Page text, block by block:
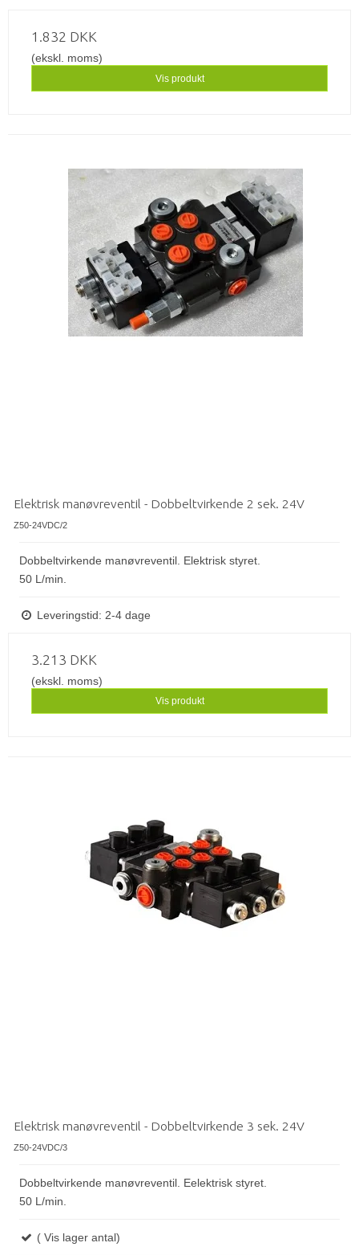
1.832 DKK
(ekskl. moms)
Vis produkt
Elektrisk manøvreventil - Dobbeltvirkende 2 sek. 24V
Z50-24VDC/2
Dobbeltvirkende manøvreventil. Elektrisk styret.
50 L/min.
Leveringstid: 2-4 dage
3.213 DKK
(ekskl. moms)
Vis produkt
Elektrisk manøvreventil - Dobbeltvirkende 3 sek. 24V
Z50-24VDC/3
Dobbeltvirkende manøvreventil. Eelektrisk styret.
50 L/min.
( Vis lager antal)